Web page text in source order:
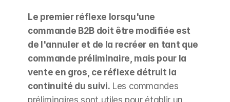
Le premier réflexe lorsqu'une
commande B2B doit être modifiée est
de l'annuler et de la recréer en tant que
commande préliminaire, mais pour la
vente en gros, ce réflexe détruit la
continuité du suivi. Les commandes
préliminaires sont utiles pour établir un